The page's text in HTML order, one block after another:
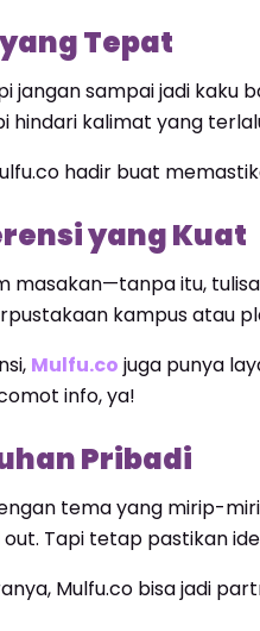
Tepat
jangan sampai jadi
hindari kalimat yang
hadir buat
yang Kuat
masakan—tanpa itu,
kampus atau
Mulfu.co juga punya
info, ya!
Pribadi
tema yang mirip-
Tapi tetap pastikan
Mulfu.co bisa jadi